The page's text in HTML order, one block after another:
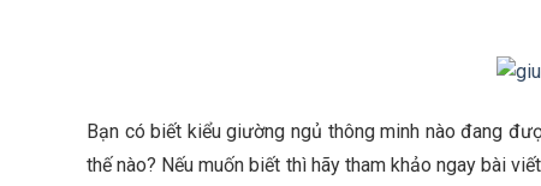
Bạn có biết kiểu giường ngủ thông minh nào đang
thế nào? Nếu muốn biết thì hãy tham khảo ngay bài